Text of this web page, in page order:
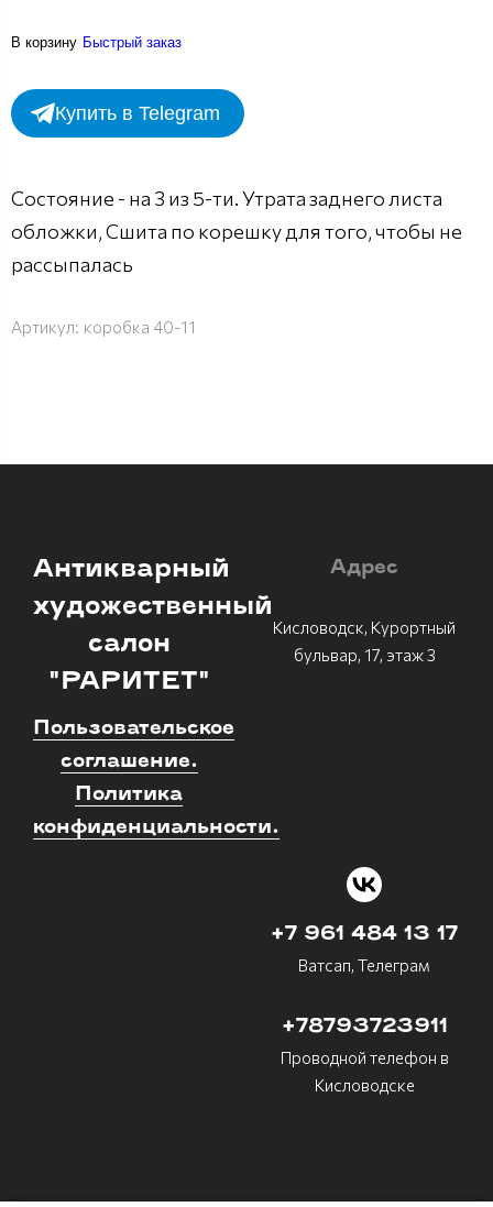
В корзину Быстрый заказ
Купить в Telegram
Состояние - на 3 из 5-ти. Утрата заднего листа
обложки, Сшита по корешку для того, чтобы не
рассыпалась
Артикул: коробка 40-11
Антикварный
художественный
салон
"РАРИТЕТ"
Пользовательское
соглашение.
Политика
конфиденциальности.
Адрес
Кисловодск, Курортный
бульвар, 17, этаж 3
+7 961 484 13 17
Ватсап, Телеграм
+78793723911
Проводной телефон в
Кисловодске